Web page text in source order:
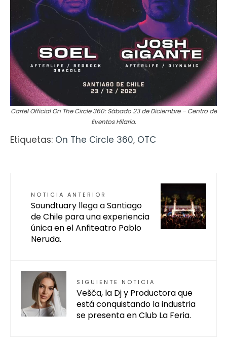
Cartel Official On The Circle 360: Sábado 23 de Diciembre – Centro de
Eventos Hilaria.
Etiquetas: On The Circle 360, OTC
NOTICIA ANTERIOR
Soundtuary llega a Santiago
de Chile para una experiencia
única en el Anfiteatro Pablo
Neruda.
SIGUIENTE NOTICIA
Vešča, la Dj y Productora que
está conquistando la industria
se presenta en Club La Feria.